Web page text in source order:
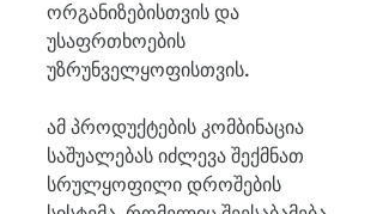
ორგანიზებისთვის და
უსაფრთხოების
უზრუნველყოფისთვის.
ამ პროდუქტების კომბინაცია
საშუალებას იძლევა შექმნათ
სრულყოფილი დროშების